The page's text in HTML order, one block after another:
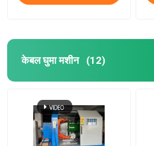
केबल घुमा मशीन (12)